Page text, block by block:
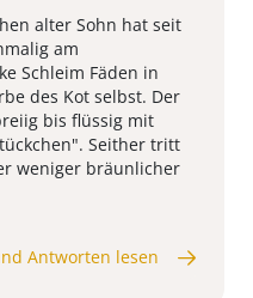
alter Sohn hat seit
am
Schleim Fäden in
des Kot selbst. Der
bis flüssig mit
Seither tritt
weniger bräunlicher
Antworten lesen